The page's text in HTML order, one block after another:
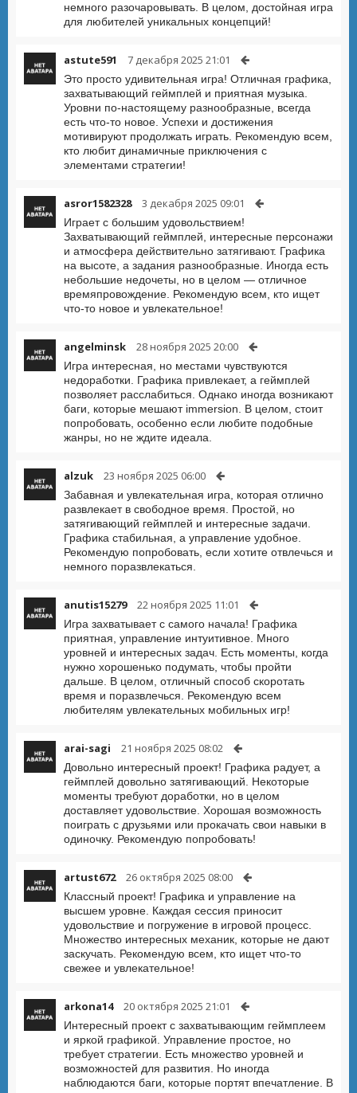
немного разочаровывать. В целом, достойная игра
для любителей уникальных концепций!
astute591 7 декабря 2025 21:01
Это просто удивительная игра! Отличная графика,
захватывающий геймплей и приятная музыка.
Уровни по-настоящему разнообразные, всегда
есть что-то новое. Успехи и достижения
мотивируют продолжать играть. Рекомендую всем,
кто любит динамичные приключения с
элементами стратегии!
asror1582328 3 декабря 2025 09:01
Играет с большим удовольствием!
Захватывающий геймплей, интересные персонажи
и атмосфера действительно затягивают. Графика
на высоте, а задания разнообразные. Иногда есть
небольшие недочеты, но в целом — отличное
времяпровождение. Рекомендую всем, кто ищет
что-то новое и увлекательное!
angelminsk 28 ноября 2025 20:00
Игра интересная, но местами чувствуются
недоработки. Графика привлекает, а геймплей
позволяет расслабиться. Однако иногда возникают
баги, которые мешают immersion. В целом, стоит
попробовать, особенно если любите подобные
жанры, но не ждите идеала.
alzuk 23 ноября 2025 06:00
Забавная и увлекательная игра, которая отлично
развлекает в свободное время. Простой, но
затягивающий геймплей и интересные задачи.
Графика стабильная, а управление удобное.
Рекомендую попробовать, если хотите отвлечься и
немного поразвлекаться.
anutis15279 22 ноября 2025 11:01
Игра захватывает с самого начала! Графика
приятная, управление интуитивное. Много
уровней и интересных задач. Есть моменты, когда
нужно хорошенько подумать, чтобы пройти
дальше. В целом, отличный способ скоротать
время и поразвлечься. Рекомендую всем
любителям увлекательных мобильных игр!
arai-sagi 21 ноября 2025 08:02
Довольно интересный проект! Графика радует, а
геймплей довольно затягивающий. Некоторые
моменты требуют доработки, но в целом
доставляет удовольствие. Хорошая возможность
поиграть с друзьями или прокачать свои навыки в
одиночку. Рекомендую попробовать!
artust672 26 октября 2025 08:00
Классный проект! Графика и управление на
высшем уровне. Каждая сессия приносит
удовольствие и погружение в игровой процесс.
Множество интересных механик, которые не дают
заскучать. Рекомендую всем, кто ищет что-то
свежее и увлекательное!
arkona14 20 октября 2025 21:01
Интересный проект с захватывающим геймплеем
и яркой графикой. Управление простое, но
требует стратегии. Есть множество уровней и
возможностей для развития. Но иногда
наблюдаются баги, которые портят впечатление. В